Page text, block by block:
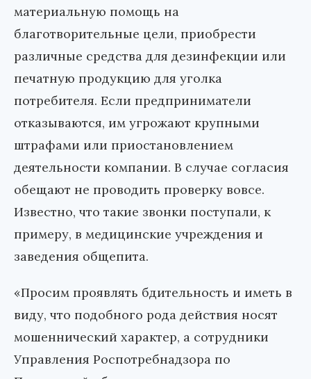
материальную помощь на
благотворительные цели, приобрести
различные средства для дезинфекции или
печатную продукцию для уголка
потребителя. Если предприниматели
отказываются, им угрожают крупными
штрафами или приостановлением
деятельности компании. В случае согласия
обещают не проводить проверку вовсе.
Известно, что такие звонки поступали, к
примеру, в медицинские учреждения и
заведения общепита.
«Просим проявлять бдительность и иметь в
виду, что подобного рода действия носят
мошеннический характер, а сотрудники
Управления Роспотребнадзора по